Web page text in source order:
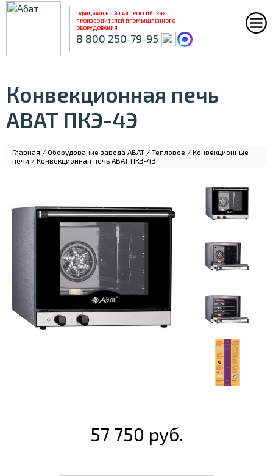
ОФИЦИАЛЬНЫЙ САЙТ РОССИЙСКИХ
ПРОИЗВОДИТЕЛЕЙ ПРОМЫШЛЕННОГО
ОБОРУДОВАНИЯ
8 800 250-79-95
Конвекционная печь
ABAT ПКЭ-4Э
Главная / Оборудование завода ABAT / Тепловое / Конвекционные
печи / Конвекционная печь ABAT ПКЭ-4Э
57 750 руб.